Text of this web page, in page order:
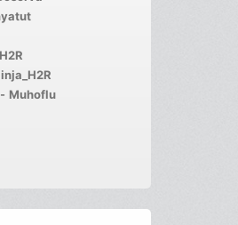
- Muhoflu